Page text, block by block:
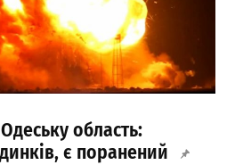
область:
є поранений